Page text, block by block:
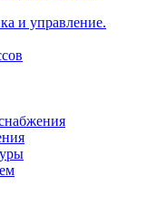
и управление.